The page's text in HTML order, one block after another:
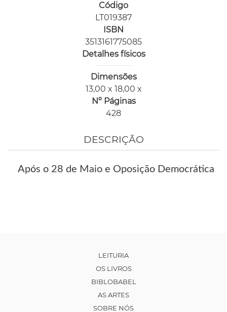
Código
LT019387
ISBN
3513161775085
Detalhes físicos
Dimensões
13,00 x 18,00 x
Nº Páginas
428
DESCRIÇÃO
Após o 28 de Maio e Oposição Democrática
LEITURIA
OS LIVROS
BIBLOBABEL
AS ARTES
SOBRE NÓS